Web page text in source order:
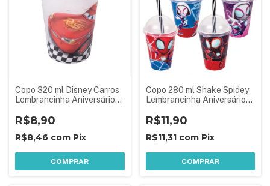
Copo 320 ml Disney Carros
Lembrancinha Aniversário
R$8,90
R$8,46 com Pix
COMPRAR
Copo 280 ml Shake Spidey
Lembrancinha Aniversário
Sortida
R$11,90
R$11,31 com Pix
COMPRAR